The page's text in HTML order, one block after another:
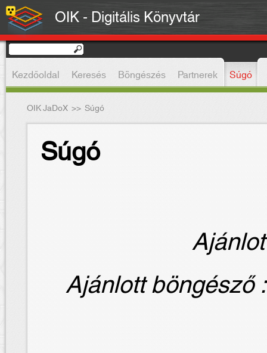
OIK - Digitális Könyvtár
Kezdőoldal Keresés Böngészés Partnerek Súgó
OIK JaDoX >> Súgó
Súgó
Ajánlott böngésző